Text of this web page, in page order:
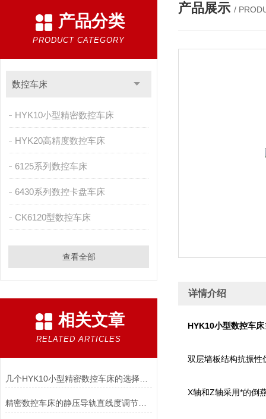
产品分类
PRODUCT CATEGORY
数控车床
HYK10小型精密数控车床
HYK20高精度数控车床
6125系列数控车床
6430系列数控卡盘车床
CK6120型数控车床
查看全部
相关文章
RELATED ARTICLES
精密数控车床的静压导轨直线度调节方法说明
产品展示 /
详情介绍
HYK10小型数控车床
双层墙板结构抗振性
X轴和Z轴采用*的倒